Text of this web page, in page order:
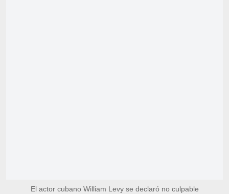
El actor cubano William Levy se declaró no culpable